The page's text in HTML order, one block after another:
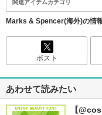
関連アイテムカテゴリ
Marks & Spencer(海外)の情
ポスト
あわせて読みたい
【